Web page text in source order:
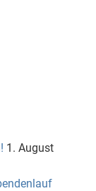
1. August